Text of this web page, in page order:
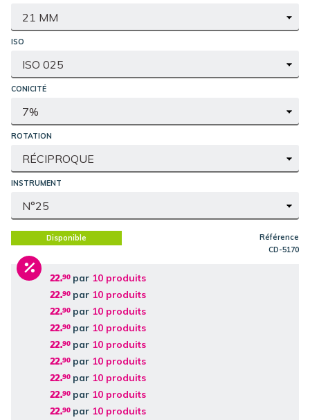
ISO
CONICITÉ
ROTATION
INSTRUMENT
Disponible
Référence
CD-5170
22.90 par 10 produits
22.90 par 10 produits
22.90 par 10 produits
22.90 par 10 produits
22.90 par 10 produits
22.90 par 10 produits
22.90 par 10 produits
22.90 par 10 produits
22.90 par 10 produits